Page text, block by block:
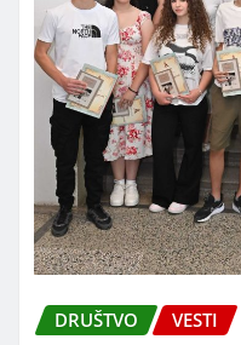
DRUŠTVO VESTI